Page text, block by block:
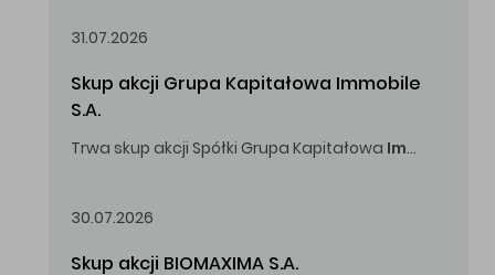
31.07.2026
Skup akcji Grupa Kapitałowa Immobile
S.A.
Trwa skup akcji Spółki Grupa Kapitałowa Immobile
30.07.2026
Skup akcji BIOMAXIMA S.A.